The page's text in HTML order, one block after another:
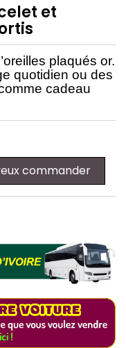
et
plaqués or.
quotidien ou des
cadeau
commander